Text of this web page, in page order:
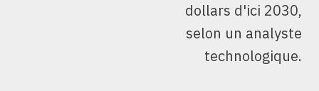
dollars d'ici 2030,
selon un analyste
technologique.